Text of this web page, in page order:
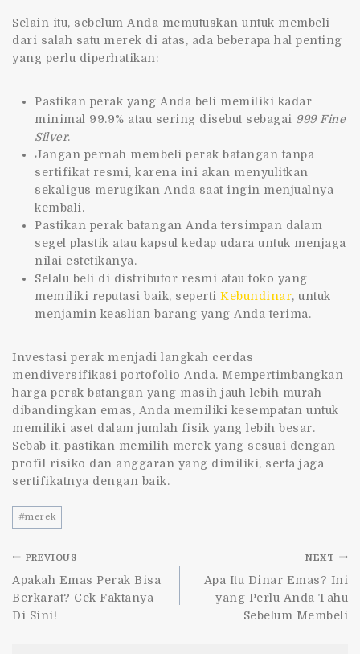
Selain itu, sebelum Anda memutuskan untuk membeli
dari salah satu merek di atas, ada beberapa hal penting
yang perlu diperhatikan:
Pastikan perak yang Anda beli memiliki kadar
minimal 99.9% atau sering disebut sebagai 999 Fine
Silver.
Jangan pernah membeli perak batangan tanpa
sertifikat resmi, karena ini akan menyulitkan
sekaligus merugikan Anda saat ingin menjualnya
kembali.
Pastikan perak batangan Anda tersimpan dalam
segel plastik atau kapsul kedap udara untuk menjaga
nilai estetikanya.
Selalu beli di distributor resmi atau toko yang
memiliki reputasi baik, seperti Kebundinar, untuk
menjamin keaslian barang yang Anda terima.
Investasi perak menjadi langkah cerdas
mendiversifikasi portofolio Anda. Mempertimbangkan
harga perak batangan yang masih jauh lebih murah
dibandingkan emas, Anda memiliki kesempatan untuk
memiliki aset dalam jumlah fisik yang lebih besar.
Sebab it, pastikan memilih merek yang sesuai dengan
profil risiko dan anggaran yang dimiliki, serta jaga
sertifikatnya dengan baik.
#merek
PREVIOUS
Apakah Emas Perak Bisa
Berkarat? Cek Faktanya
Di Sini!
NEXT
Apa Itu Dinar Emas? Ini
yang Perlu Anda Tahu
Sebelum Membeli